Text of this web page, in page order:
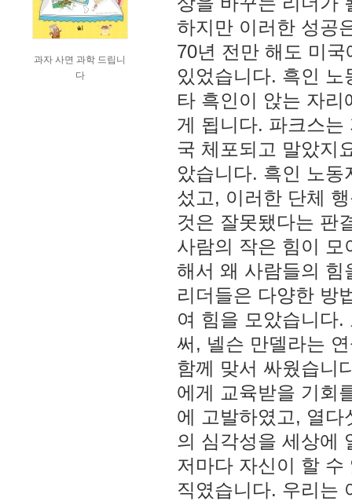
과자 사면 과학 드립니
다
하지만 이러한 성공
70년 전만 해도 미
있었습니다. 흑인
타 흑인이 앉는 자
게 됩니다. 파크스
국 체포되고 말았지
았습니다. 흑인 노
섰고, 이러한 단체
것은 잘못됐다는 판
사람의 작은 힘이
해서 왜 사람들의 힘
리더들은 다양한 방
여 힘을 모았습니다
써, 넬슨 만델라는
함께 맞서 싸웠습니
에게 교육받을 기회
에 고발하였고, 열
의 심각성을 세상에
저마다 자신이 할
직였습니다. 우리는